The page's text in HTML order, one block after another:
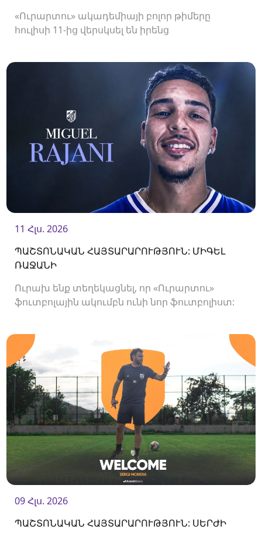
«Ուրարտու» ակադեմիայի բոլոր թիմերը
հուլիսի 11-ից վերսկսել են իրենց
11 Հլս. 2026
ՊԱՇՏՈՆԱԿԱՆ ՀԱՅՏԱՐԱՐՈՒԹՅՈՒՆ: ՄԻԳԵԼ
ՌԱՋԱՆԻ
Ուրախ ենք տեղեկացնել, որ «Ուրարտու»
ֆուտբոլային ակումբն ունի նոր ֆուտբոլիստ:
09 Հլս. 2026
ՊԱՇՏՈՆԱԿԱՆ ՀԱՅՏԱՐԱՐՈՒԹՅՈՒՆ: ՍԵՐԺԻ